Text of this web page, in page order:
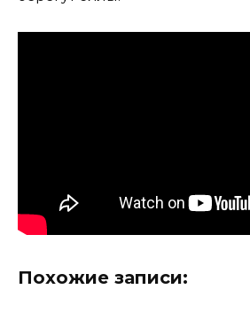
Похожие записи: